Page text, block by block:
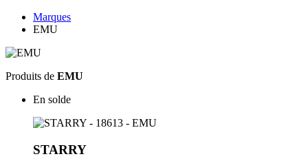
Marques
EMU
Produits de EMU
En solde
STARRY